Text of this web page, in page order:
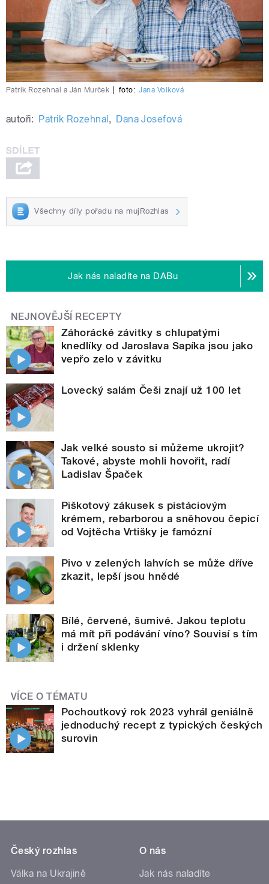
Patrik Rozehnal a Ján Murček foto: Jana Volková
autoři: Patrik Rozehnal, Dana Josefová
Všechny díly pořadu na mujRozhlas
Jak nás naladíte na DABu
NEJNOVĚJŠÍ RECEPTY
Záhorácké závitky s chlupatými
knedlíky od Jaroslava Sapíka jsou jako
vepřo zelo v závitku
Lovecký salám Češi znají už 100 let
Jak velké sousto si můžeme ukrojit?
Takové, abyste mohli hovořit, radí
Ladislav Špaček
Piškotový zákusek s pistáciovým
krémem, rebarborou a sněhovou čepicí
od Vojtěcha Vrtišky je famózní
Pivo v zelených lahvích se může dříve
zkazit, lepší jsou hnědé
Bílé, červené, šumivé. Jakou teplotu
má mít při podávání víno? Souvisí s tím
i držení sklenky
VÍCE O TÉMATU
Pochoutkový rok 2023 vyhrál geniálně
jednoduchý recept z typických českých
surovin
Český rozhlas
Válka na Ukrajině
O nás
Jak nás naladíte